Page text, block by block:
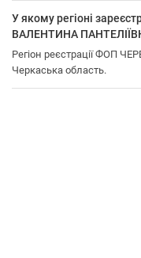
У якому регіоні
ВАЛЕНТИНА
Регіон реєстрації ФОП
Черкаська область.